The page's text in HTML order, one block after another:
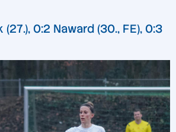
0:2 Naward (30., FE), 0:3